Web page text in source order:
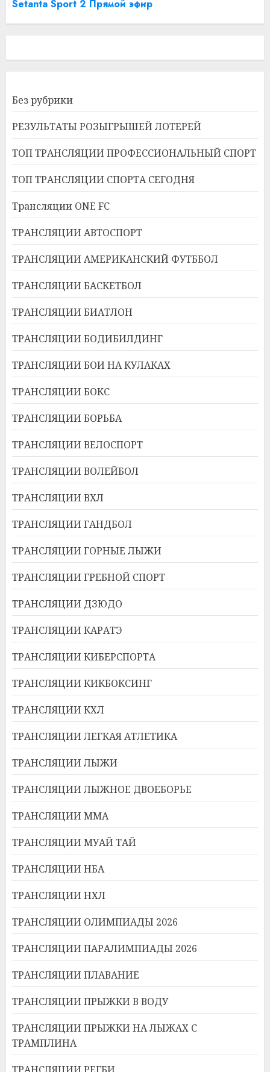
Setanta Sport 2 Прямой эфир
Без рубрики
РЕЗУЛЬТАТЫ РОЗЫГРЫШЕЙ ЛОТЕРЕЙ
ТОП ТРАНСЛЯЦИИ ПРОФЕССИОНАЛЬНЫЙ СПОРТ
ТОП ТРАНСЛЯЦИИ СПОРТА СЕГОДНЯ
Трансляции ONE FC
ТРАНСЛЯЦИИ АВТОСПОРТ
ТРАНСЛЯЦИИ АМЕРИКАНСКИЙ ФУТББОЛ
ТРАНСЛЯЦИИ БАСКЕТБОЛ
ТРАНСЛЯЦИИ БИАТЛОН
ТРАНСЛЯЦИИ БОДИБИЛДИНГ
ТРАНСЛЯЦИИ БОИ НА КУЛАКАХ
ТРАНСЛЯЦИИ БОКС
ТРАНСЛЯЦИИ БОРЬБА
ТРАНСЛЯЦИИ ВЕЛОСПОРТ
ТРАНСЛЯЦИИ ВОЛЕЙБОЛ
ТРАНСЛЯЦИИ ВХЛ
ТРАНСЛЯЦИИ ГАНДБОЛ
ТРАНСЛЯЦИИ ГОРНЫЕ ЛЫЖИ
ТРАНСЛЯЦИИ ГРЕБНОЙ СПОРТ
ТРАНСЛЯЦИИ ДЗЮДО
ТРАНСЛЯЦИИ КАРАТЭ
ТРАНСЛЯЦИИ КИБЕРСПОРТА
ТРАНСЛЯЦИИ КИКБОКСИНГ
ТРАНСЛЯЦИИ КХЛ
ТРАНСЛЯЦИИ ЛЕГКАЯ АТЛЕТИКА
ТРАНСЛЯЦИИ ЛЫЖИ
ТРАНСЛЯЦИИ ЛЫЖНОЕ ДВОЕБОРЬЕ
ТРАНСЛЯЦИИ ММА
ТРАНСЛЯЦИИ МУАЙ ТАЙ
ТРАНСЛЯЦИИ НБА
ТРАНСЛЯЦИИ НХЛ
ТРАНСЛЯЦИИ ОЛИМПИАДЫ 2026
ТРАНСЛЯЦИИ ПАРАЛИМПИАДЫ 2026
ТРАНСЛЯЦИИ ПЛАВАНИЕ
ТРАНСЛЯЦИИ ПРЫЖКИ В ВОДУ
ТРАНСЛЯЦИИ ПРЫЖКИ НА ЛЫЖАХ С
ТРАМПЛИНА